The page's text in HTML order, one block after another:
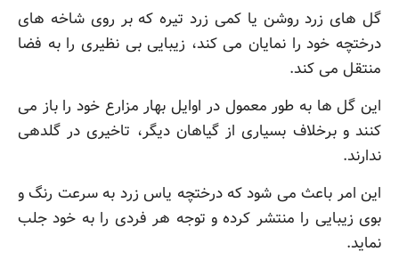
گل های زرد روشن یا کمی زرد تیره که بر روی شاخه های
درختچه خود را نمایان می کند، زیبایی بی نظیری را به فضا
منتقل می کند.
این گل ها به طور معمول در اوایل بهار مزارع خود را باز می
کنند و برخلاف بسیاری از گیاهان دیگر، تاخیری در گلدهی
ندارند.
این امر باعث می شود که درختچه یاس زرد به سرعت رنگ و
بوی زیبایی را منتشر کرده و توجه هر فردی را به خود جلب
نماید.